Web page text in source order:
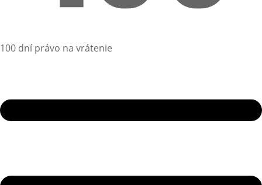
100 dní právo na vrátenie